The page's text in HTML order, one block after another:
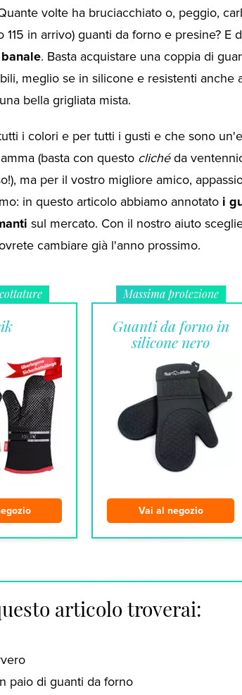
articolo troverai:
paio di guanti da forno
volte ha bruciacchiato o, peggio,
in arrivo) guanti da forno e presine? E
. Basta acquistare una coppia di
meglio se in silicone e resistenti anche
bella grigliata mista.
i colori e per tutti i gusti e che sono
(basta con questo clichéda
ma per il vostro migliore amico,
in questo articolo abbiamo annotato i
sul mercato. Con il nostro aiuto
cambiare già l'anno prossimo.
Massima protezione
Guanti da forno in
silicone nero
Vai al negozio